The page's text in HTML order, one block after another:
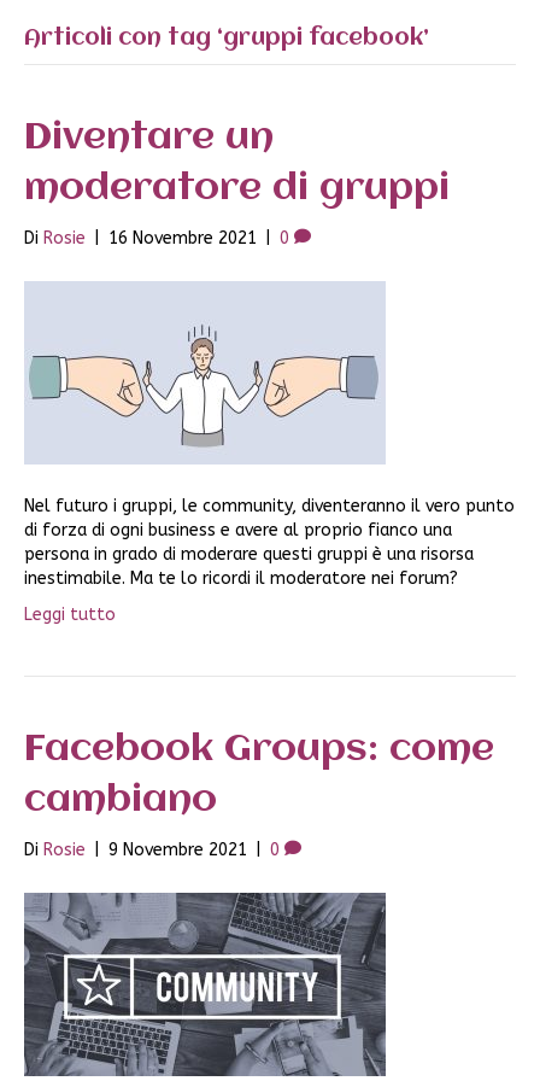
Articoli con tag ‘gruppi facebook’
Diventare un
moderatore di gruppi
Di Rosie 16 Novembre 2021 0
Nel futuro i gruppi, le community, diventeranno il vero punto
di forza di ogni business e avere al proprio fianco una
persona in grado di moderare questi gruppi è una risorsa
inestimabile. Ma te lo ricordi il moderatore nei forum?
Leggi tutto
Facebook Groups: come
cambiano
Di Rosie 9 Novembre 2021 0